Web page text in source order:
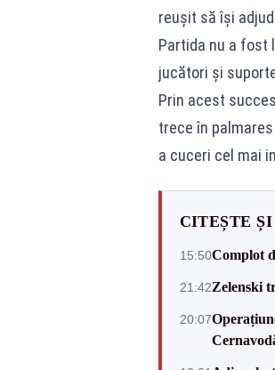
reușit să își
Partida nu a fost
jucători și
Prin acest
trece în
a cuceri cel mai
CITEȘTE ȘI
15:50Complot
21:42Zelenski
20:07